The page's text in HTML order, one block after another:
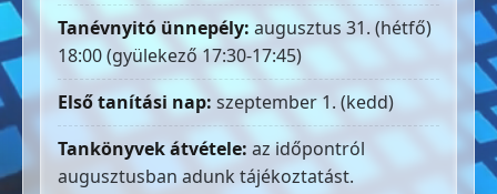
Tanévnyitó ünnepély: augusztus 31. (hétfő)
18:00 (gyülekező 17:30-17:45)
Első tanítási nap: szeptember 1. (kedd)
Tankönyvek átvétele: az időpontról
augusztusban adunk tájékoztatást.